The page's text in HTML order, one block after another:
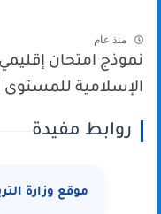
منذ عام
نموذج امتحان إقليمي
الإسلامية
روابط مفيدة
موقع وزارة